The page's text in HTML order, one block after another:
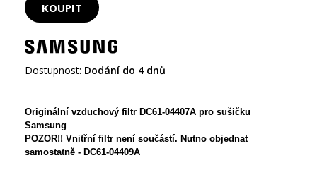
Dostupnost: Dodání do 4 dnů
Originální vzduchový filtr DC61-04407A pro sušičku
Samsung
POZOR!! Vnitřní filtr není součástí. Nutno objednat
samostatně - DC61-04409A